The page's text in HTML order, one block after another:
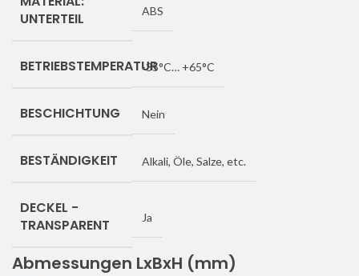
UNTERTEIL
ABS
BETRIEBSTEMPERATUR-35°C… +65°C
BESCHICHTUNG Nein
BESTÄNDIGKEIT Alkali, Öle, Salze, etc.
DECKEL -
TRANSPARENT
Ja
Abmessungen LxBxH (mm)